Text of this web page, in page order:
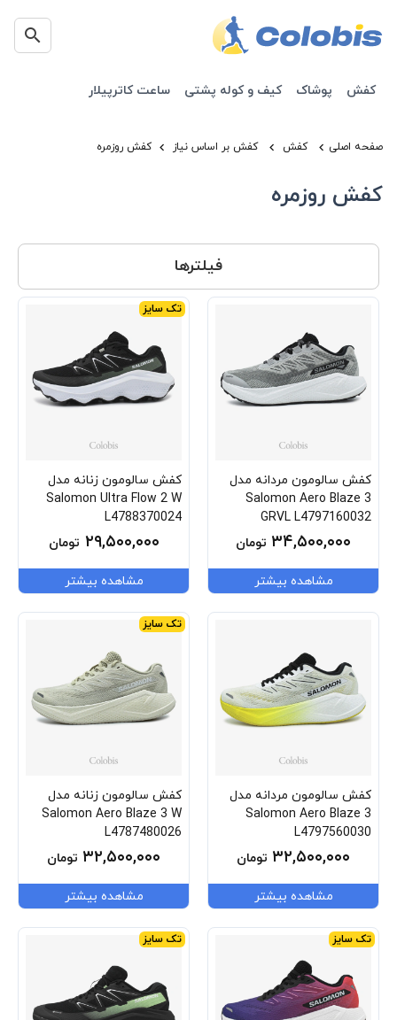
کفش پوشاک کیف و کوله پشتی ساعت کاترپیلار
صفحه اصلی کفش کفش بر اساس نیاز کفش روزمره
کفش روزمره
فیلترها
کفش سالومون مردانه مدل
Salomon Aero Blaze 3
GRVL L4797160032
۳۴,۵۰۰,۰۰۰ تومان
مشاهده بیشتر
تک سایز
کفش سالومون زنانه مدل
Salomon Ultra Flow 2 W
L4788370024
۲۹,۵۰۰,۰۰۰ تومان
مشاهده بیشتر
کفش سالومون مردانه مدل
Salomon Aero Blaze 3
L4797560030
۳۲,۵۰۰,۰۰۰ تومان
مشاهده بیشتر
تک سایز
کفش سالومون زنانه مدل
Salomon Aero Blaze 3 W
L4787480026
۳۲,۵۰۰,۰۰۰ تومان
مشاهده بیشتر
تک سایز تک سایز